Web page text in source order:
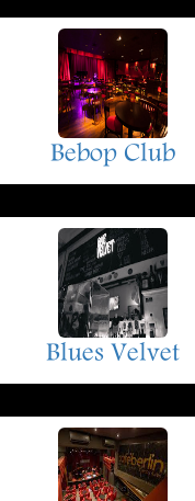
Bebop Club
Blues Velvet